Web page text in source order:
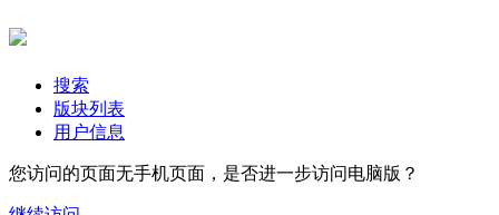
搜索
版块列表
用户信息
您访问的页面无手机页面，是否进一步访问电脑版？